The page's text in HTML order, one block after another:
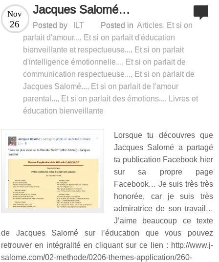
Jacques Salomé…
Nov
26 Posted by ILT Posted in Articles, Et si on
parlait d'amour..., Et si on parlait d'éducation
bienveillante et respectueuse..., Et si on parlait
d'intelligence émotionnelle..., Et si on parlait de
communication respectueuse..., Et si on parlait de
Jacques Salomé..., Et si on parlait de l'amour
parental..., Et si on parlait des émotions...,
Livres et
éducation bienveillante
Lorsque tu découvres que
Jacques Salomé a partagé
ta publication Facebook hier
sur sa propre page
Facebook… Je suis très très
honorée, car je suis très
admiratrice de son travail…
J’aime beaucoup ce texte
de Jacques Salomé sur l’éducation que vous pouvez
retrouver en intégralité en cliquant sur ce lien : http://www.j-
salome.com/02-methode/0206-themes-application/260-